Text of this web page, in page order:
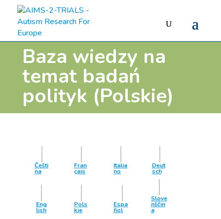
Baza wiedzy na
temat badań
polityk (Polskie)
Češti
na
Fran
çais
Italia
no
Deut
sch
Eng
lish
Pols
kie
Espa
ñol
Slove
nščin
a